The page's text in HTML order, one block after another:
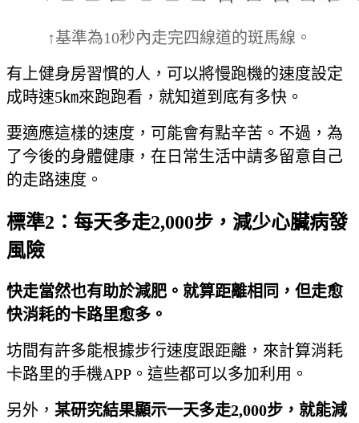
↑基準為10秒內走完四線道的斑馬線。
有上健身房習慣的人，可以將慢跑機的速度設定
成時速5㎞來跑跑看，就知道到底有多快。
要適應這樣的速度，可能會有點辛苦。不過，為
了今後的身體健康，在日常生活中請多留意自己
的走路速度。
標準2：每天多走2,000步，減少心臟病發
風險
快走當然也有助於減肥。就算距離相同，但走愈
快消耗的卡路里愈多。
坊間有許多能根據步行速度跟距離，來計算消耗
卡路里的手機APP。這些都可以多加利用。
另外， 某研究結果顯示一天多走2,000步，就能減